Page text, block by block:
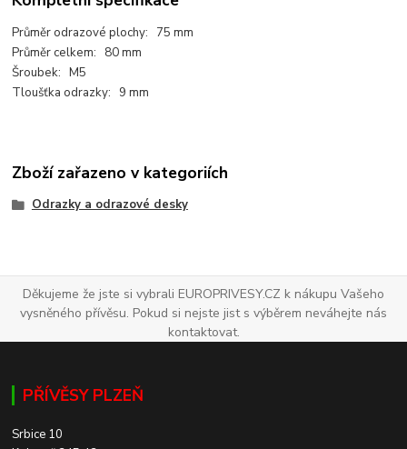
Průměr odrazové plochy: 75 mm
Průměr celkem: 80 mm
Šroubek: M5
Tloušťka odrazky: 9 mm
Zboží zařazeno v kategoriích
Odrazky a odrazové desky
Děkujeme že jste si vybrali EUROPRIVESY.CZ k nákupu Vašeho
vysněného přívěsu. Pokud si nejste jist s výběrem neváhejte nás
kontaktovat.
PŘÍVĚSY PLZEŇ
Srbice 10